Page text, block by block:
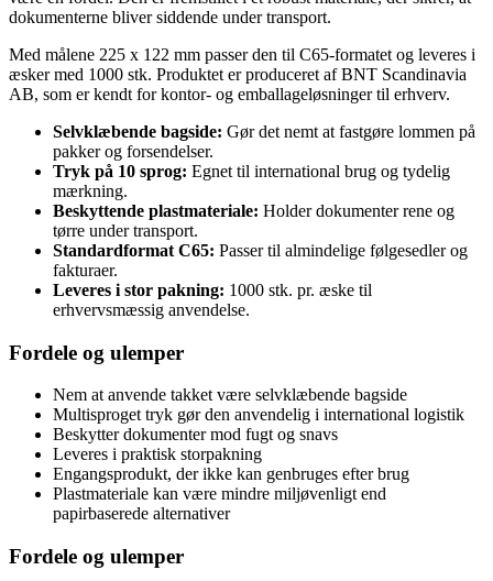
dokumenterne bliver siddende under transport.
Med målene 225 x 122 mm passer den til C65-formatet og leveres i
æsker med 1000 stk. Produktet er produceret af BNT Scandinavia
AB, som er kendt for kontor- og emballageløsninger til erhverv.
Selvklæbende bagside: Gør det nemt at fastgøre lommen på
pakker og forsendelser.
Tryk på 10 sprog: Egnet til international brug og tydelig
mærkning.
Beskyttende plastmateriale: Holder dokumenter rene og
tørre under transport.
Standardformat C65: Passer til almindelige følgesedler og
fakturaer.
Leveres i stor pakning: 1000 stk. pr. æske til
erhvervsmæssig anvendelse.
Fordele og ulemper
Nem at anvende takket være selvklæbende bagside
Multisproget tryk gør den anvendelig i international logistik
Beskytter dokumenter mod fugt og snavs
Leveres i praktisk storpakning
Engangsprodukt, der ikke kan genbruges efter brug
Plastmateriale kan være mindre miljøvenligt end
papirbaserede alternativer
Fordele og ulemper